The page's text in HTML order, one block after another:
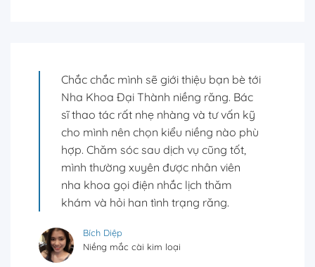
kiểu bọc sứ phù hợp đủ để đẹp mà
vẫn tối ưu chi phí. Trực tiếp bác sĩ giỏi
thực hiện nên mình rất an tâm và tin
tưởng.
Trần Minh Trang
Bọc răng sứ